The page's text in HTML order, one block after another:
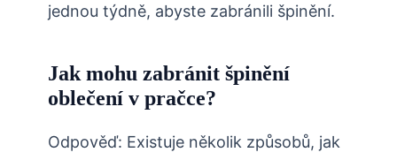
jednou týdně, abyste zabránili špinění.
Jak mohu zabránit špinění
oblečení v pračce?
Odpověď: Existuje několik způsobů, jak